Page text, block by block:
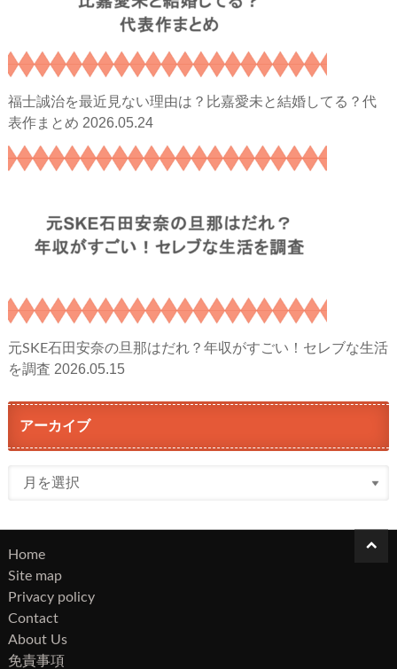
福士誠治を最近見ない理由は？比嘉愛未と結婚してる？代
表作まとめ 2026.05.24
元SKE石田安奈の旦那はだれ？年収がすごい！セレブな生活
を調査 2026.05.15
アーカイブ
イ
ブ
Home
Site map
Privacy policy
Contact
About Us
免責事項